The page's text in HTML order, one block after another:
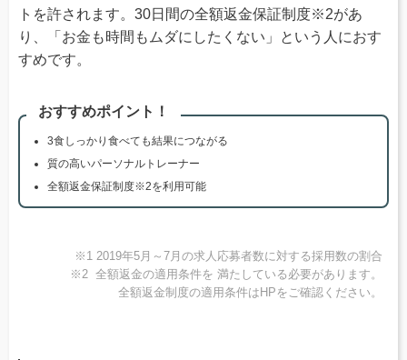
トを許されます。30日間の全額返金保証制度※2があ
り、「お金も時間もムダにしたくない」という人におす
すめです。
おすすめポイント！
3食しっかり食べても結果につながる
質の高いパーソナルトレーナー
全額返金保証制度※2を利用可能
※1 2019年5月～7月の求人応募者数に対する採用数の割合
※2 全額返金の適用条件を 満たしている必要があります。
全額返金制度の適用条件はHPをご確認ください。